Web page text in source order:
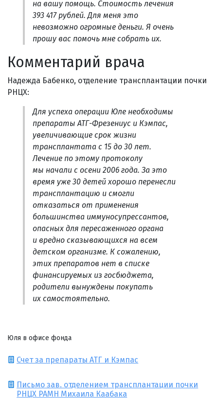
на вашу помощь. Стоимость лечения
393 417 рублей. Для меня это
невозможно огромные деньги. Я очень
прошу вас помочь мне собрать их.
Комментарий врача
Надежда Бабенко, отделение трансплантации почки
РНЦХ:
Для успеха операции Юле необходимы
препараты АТГ-Фрезениус и Кэмпас,
увеличивающие срок жизни
трансплантата с 15 до 30 лет.
Лечение по этому протоколу
мы начали с осени 2006 года. За это
время уже 30 детей хорошо перенесли
трансплантацию и смогли
отказаться от применения
большинства иммуносупрессантов,
опасных для пересаженного органа
и вредно сказывающихся на всем
детском организме. К сожалению,
этих препаратов нет в списке
финансируемых из госбюджета,
родители вынуждены покупать
их самостоятельно.
Юля в офисе фонда
Счет за препараты АТГ и Кэмпас
Письмо зав. отделением трансплантации почки
РНЦХ РАМН Михаила Каабака